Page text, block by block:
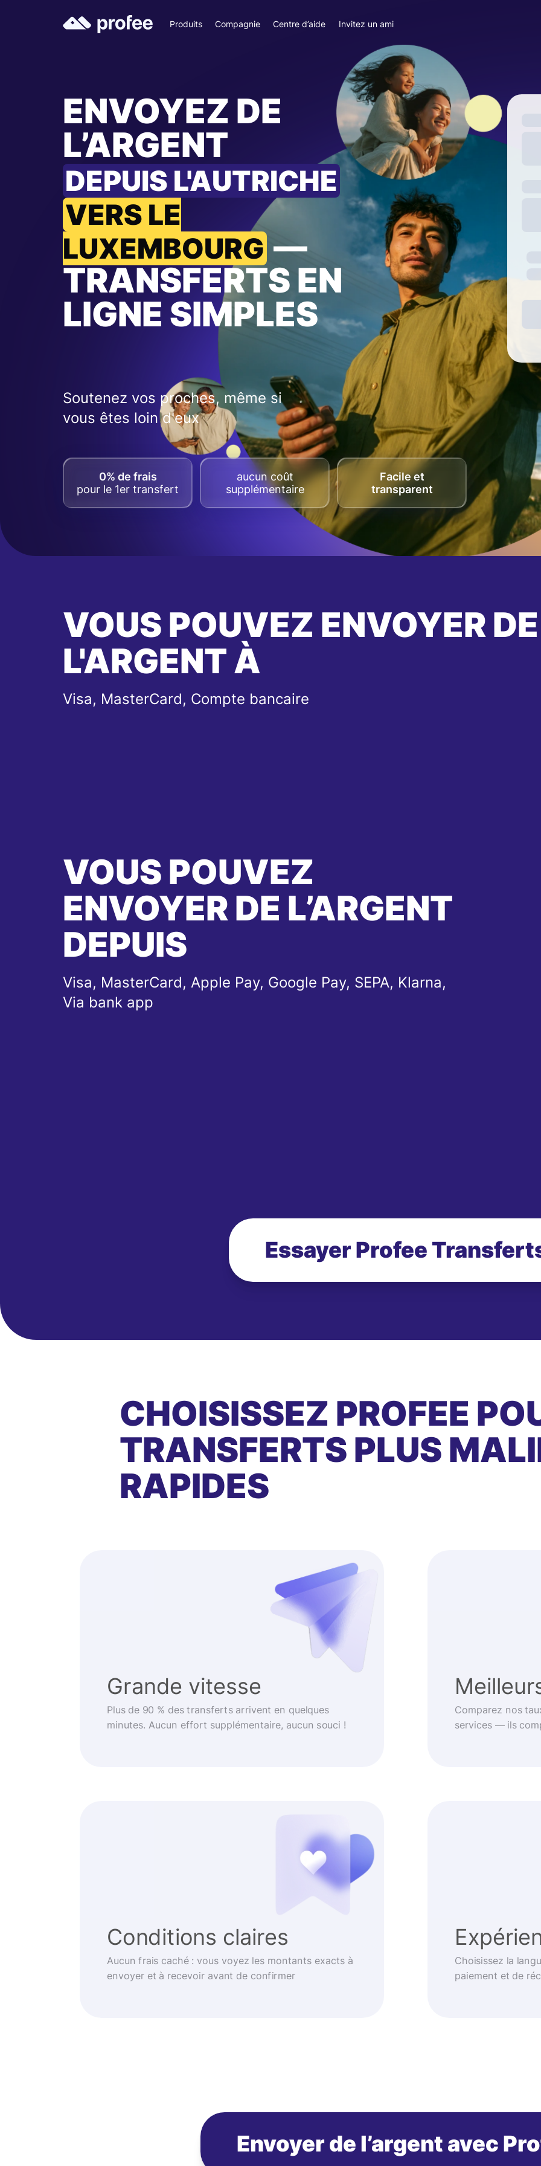
Produits Compagnie Centre d’aide Invitez un ami
ENVOYEZ DE
L’ARGENT
DEPUIS L'AUTRICHE
VERS LE
LUXEMBOURG —
TRANSFERTS EN
LIGNE SIMPLES
Soutenez vos proches, même si
vous êtes loin d'eux
0% de frais
pour le 1er transfert
aucun coût
supplémentaire
Facile et
transparent
VOUS POUVEZ ENVOYER DE
L'ARGENT À
Visa, MasterCard, Compte bancaire
VOUS POUVEZ
ENVOYER DE L’ARGENT
DEPUIS
Visa, MasterCard, Apple Pay, Google Pay, SEPA, Klarna,
Via bank app
Essayer Profee
CHOISISSEZ PROFEE
TRANSFERTS PLUS
RAPIDES
Grande vitesse
Plus de 90 % des transferts arrivent en quelques
minutes. Aucun effort supplémentaire, aucun souci !
Comparez nos
services — ils
Conditions claires
Aucun frais caché : vous voyez les montants exacts à
envoyer et à recevoir avant de confirmer
Choisissez la
paiement et de
Envoyer de l’argent avec